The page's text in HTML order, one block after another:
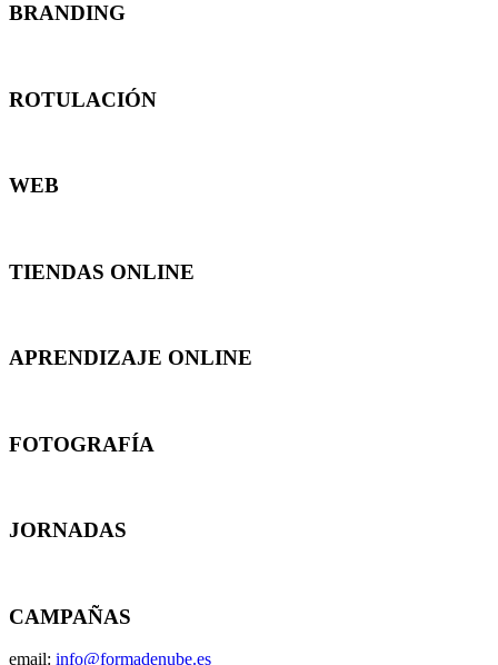
BRANDING
ROTULACIÓN
WEB
TIENDAS ONLINE
APRENDIZAJE ONLINE
FOTOGRAFÍA
JORNADAS
CAMPAÑAS
email: info@formadenube.es